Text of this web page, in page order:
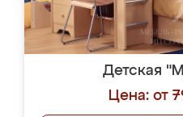
Детская
Цена: от